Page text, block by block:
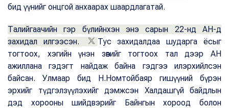
бид үүнийг онцгой анхаарах шаардлагатай.
Талийгаачийн гэр бүлийнхэн энэ сарын 22-нд АН-д
захидал илгээсэн.
Тус захидалдаа шударга ёсыг
тогтоох, хэгийн үнэн зөвийг тогтоох тал дээр АН
ажиллана гэдэгт найдаж байна гэдгээ илэрхийлсэн
байсан. Улмаар бид Н.Номтойбаяр гишүүний бүрэн
эрхийг түдгэлзүүлэхийг дэмжсэн Халдашгүй байдлын
дэд хорооны шийдвэрийг Байнгын хороод болон